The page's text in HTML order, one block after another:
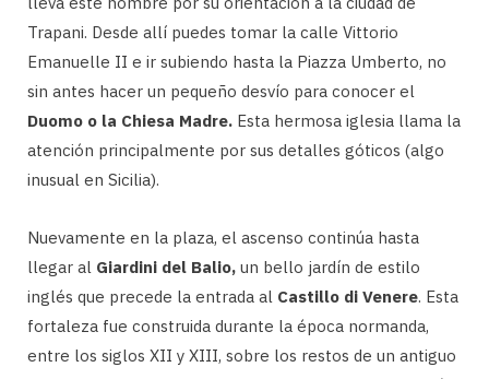
Trapani. Desde allí puedes tomar la calle Vittorio
Emanuelle II e ir subiendo hasta la Piazza Umberto, no
sin antes hacer un pequeño desvío para conocer el
Duomo o la Chiesa Madre. Esta hermosa iglesia llama la
atención principalmente por sus detalles góticos (algo
inusual en Sicilia).
Nuevamente en la plaza, el ascenso continúa hasta
llegar al Giardini del Balio, un bello jardín de estilo
inglés que precede la entrada al Castillo di Venere. Esta
fortaleza fue construida durante la época normanda,
entre los siglos XII y XIII, sobre los restos de un antiguo